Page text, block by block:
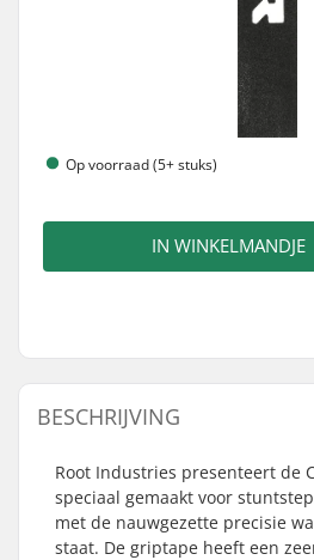
Op voorraad (5+ stuks)
IN WINKELMANDJE
BESCHRIJVING
Root Industries presenteert de
speciaal gemaakt voor
met de nauwgezette precisie
staat. De griptape heeft een